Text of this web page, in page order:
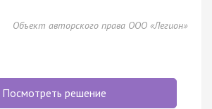
Объект авторского права ООО «Легион»
Посмотреть решение